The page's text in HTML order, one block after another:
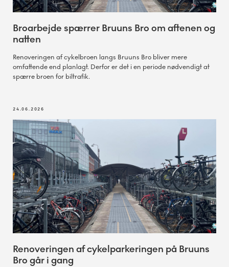
Broarbejde spærrer Bruuns Bro om aftenen og
natten
Renoveringen af cykelbroen langs Bruuns Bro bliver mere
omfattende end planlagt. Derfor er det i en periode nødvendigt at
spærre broen for biltrafik.
24.06.2026
Renoveringen af cykelparkeringen på Bruuns
Bro går i gang